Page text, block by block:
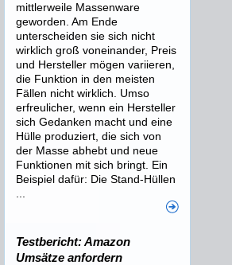
mittlerweile Massenware
geworden. Am Ende
unterscheiden sie sich nicht
wirklich groß voneinander, Preis
und Hersteller mögen variieren,
die Funktion in den meisten
Fällen nicht wirklich. Umso
erfreulicher, wenn ein Hersteller
sich Gedanken macht und eine
Hülle produziert, die sich von
der Masse abhebt und neue
Funktionen mit sich bringt. Ein
Beispiel dafür: Die Stand-Hüllen
Testbericht: Amazon
Umsätze anfordern